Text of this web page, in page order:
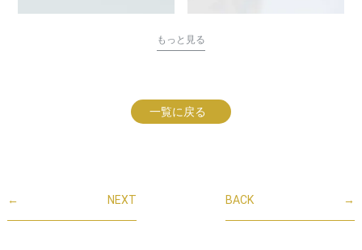
もっと見る
一覧に戻る
← NEXT →
BACK